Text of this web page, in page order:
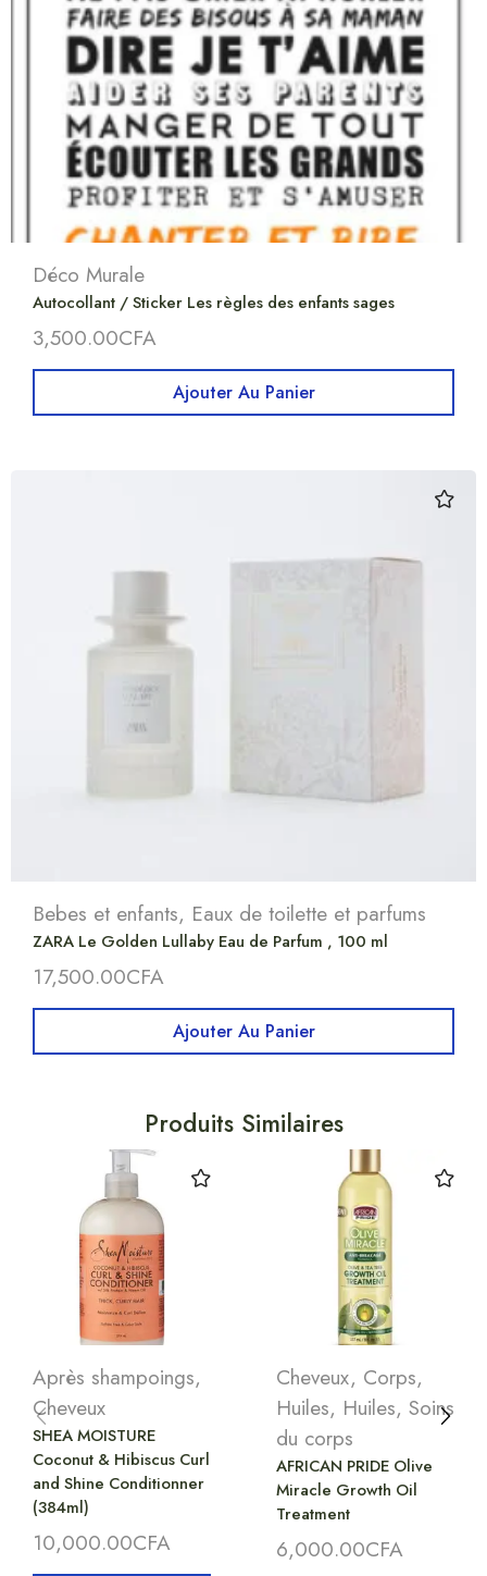
Déco Murale
Autocollant / Sticker Les règles des enfants sages
3,500.00CFA
Ajouter Au Panier
Bebes et enfants, Eaux de toilette et parfums
ZARA Le Golden Lullaby Eau de Parfum , 100 ml
17,500.00CFA
Ajouter Au Panier
Produits Similaires
Après shampoings,
Cheveux
SHEA MOISTURE
Coconut & Hibiscus Curl
and Shine Conditionner
(384ml)
10,000.00CFA
Cheveux, Corps,
Huiles, Huiles, Soins
du corps
AFRICAN PRIDE Olive
Miracle Growth Oil
Treatment
6,000.00CFA